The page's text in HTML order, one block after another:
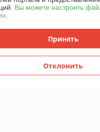
cookies
Вы можете настроить
Принять
Отклонить